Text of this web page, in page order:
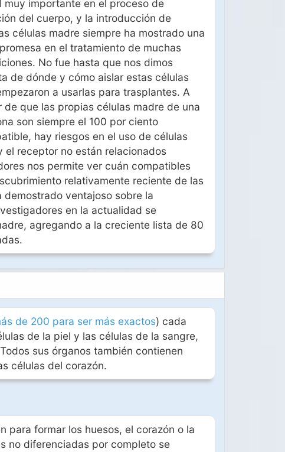
muy importante en el proceso de
del cuerpo, y la introducción de
células madre siempre ha mostrado una
en el tratamiento de muchas
No fue hasta que nos dimos
de dónde y cómo aislar estas células
a usarlas para trasplantes. A
de que las propias células madre de una
son siempre el 100 por ciento
hay riesgos en el uso de células
el receptor no están relacionados
nos permite ver cuán compatibles
relativamente reciente de las
ventajoso sobre la
en la actualidad se
agregando a la creciente lista de 80
de 200 para ser más exactos) cada
de la piel y las células de la sangre,
sus órganos también contienen
células del corazón.
para formar los huesos, el corazón o la
no diferenciadas por completo se